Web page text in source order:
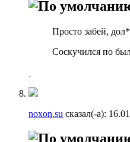
Просто забей,
Соскучился по
noxon.su сказал(-а):